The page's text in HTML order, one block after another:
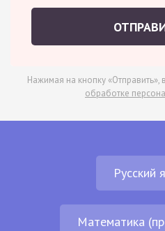
Нажимая на кнопку «Отправить»,
обработке
Русский
Математика